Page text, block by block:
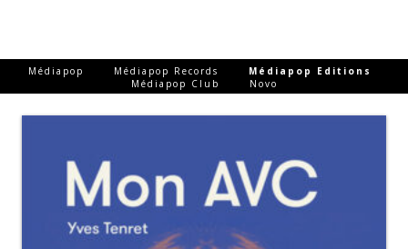
Médiapop Médiapop Records Médiapop Editions
Médiapop Club Novo